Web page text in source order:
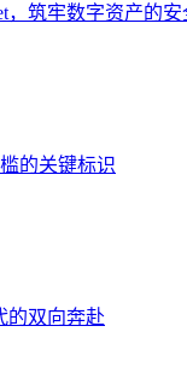
，筑牢数字资产的
的关键标识
的双向奔赴